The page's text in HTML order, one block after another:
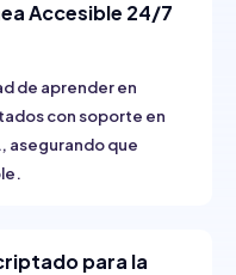
Accesible 24/7
de aprender en
con soporte en
asegurando que
para la